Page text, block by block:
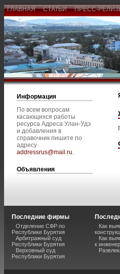
ГЛАВНАЯ СТАТЬИ ПРЕСС-
Информация
По всем вопросам
касающихся работы
ресурса Адреса Улан-Удэ
и добавления в
справочник пишите по
адресу
addressrus@mail.ru.
Объявления
Последние фирмы
Отделение СФР по
Республике Бурятия
Арбитражный суд
Республики Бурятия
Верховный суд
Республики Бурятия
Как
Как
к